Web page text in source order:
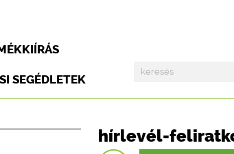
SEGÉDLETEK
hírlevél-